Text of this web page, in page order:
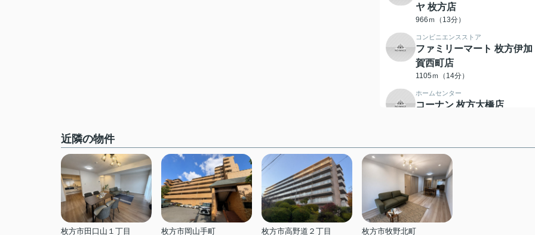
ヤ 枚方店
966ｍ（13分）
コンビニエンスストア
ファミリーマート 枚方伊加
賀西町店
1105ｍ（14分）
ホームセンター
コーナン 枚方大橋店
ドラッグアカカベ 出口店
417ｍ（6分）
その他
DAISO コーナン枚方大橋店
771ｍ（10分）
コンビニエンスストア
ローソン 枚方北中振一丁目
近隣の物件
枚方市田口山１丁目 枚方市岡山手町 枚方市高野道２丁目 枚方市牧野北町